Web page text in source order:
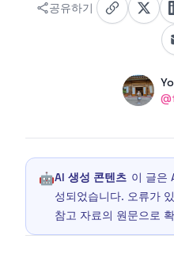
공유하기
🤖AI 생성 콘텐츠 이 글은
성되었습니다. 오류가
참고 자료의 원문으로